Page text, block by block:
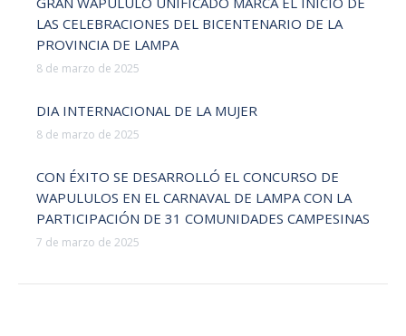
LAS CELEBRACIONES DEL BICENTENARIO DE LA
PROVINCIA DE LAMPA
8 de marzo de 2025
DIA INTERNACIONAL DE LA MUJER
8 de marzo de 2025
CON ÉXITO SE DESARROLLÓ EL CONCURSO DE
WAPULULOS EN EL CARNAVAL DE LAMPA CON LA
PARTICIPACIÓN DE 31 COMUNIDADES CAMPESINAS
7 de marzo de 2025